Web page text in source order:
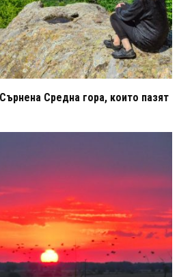
Средна гора, които пазят